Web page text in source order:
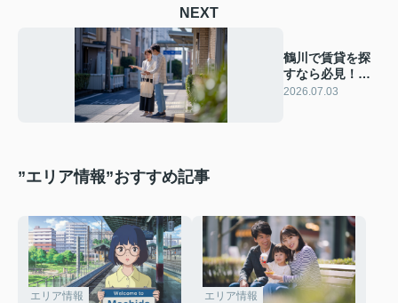
NEXT
鶴川で賃貸を探
すなら必見！街
の特徴と相場選
2026.07.03
”エリア情報”おすすめ記事
エリア情報 エリア情報